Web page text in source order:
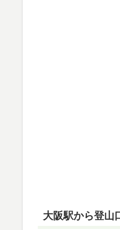
大阪駅から登山